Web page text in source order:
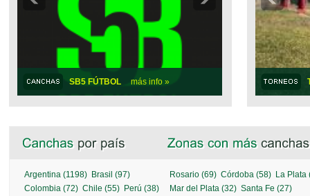
SB5 FÚTBOL más info »
Argentina (1198) Brasil (97)
Colombia (72) Chile (55) Perú (38)
Rosario (69) Córdoba (58) La Plata
Mar del Plata (32) Santa Fe (27)